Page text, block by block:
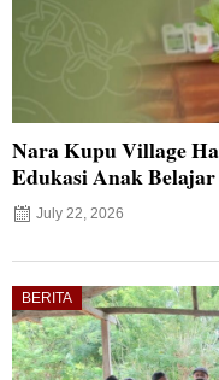
Nara Kupu Village
Edukasi Anak
July 22, 2026
BERITA